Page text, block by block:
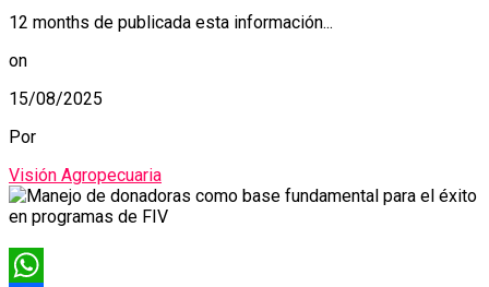
12 months de publicada esta información...
on
15/08/2025
Por
Visión Agropecuaria